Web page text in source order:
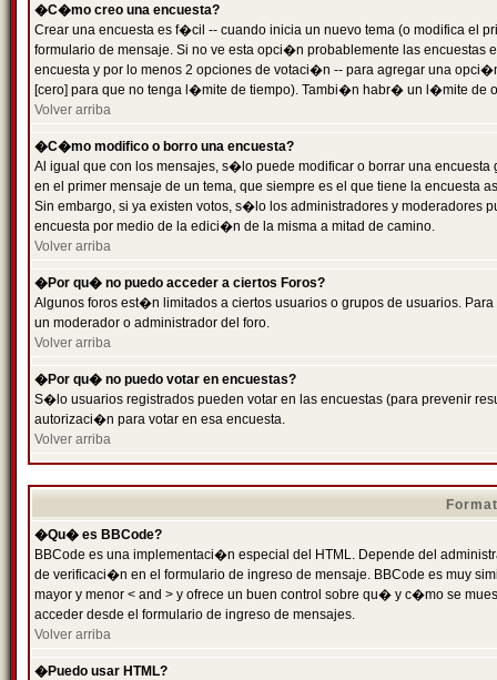
�C�mo creo una encuesta?
Crear una encuesta es f�cil -- cuando inicia un nuevo tema (o modifica el
formulario de mensaje. Si no ve esta opci�n probablemente las
encuesta y por lo menos 2 opciones de votaci�n -- para agregar una
[cero] para que no tenga l�mite de tiempo). Tambi�n habr� un l�mite de
Volver arriba
�C�mo modifico o borro una encuesta?
Al igual que con los mensajes, s�lo puede modificar o borrar una
en el primer mensaje de un tema, que siempre es el que tiene la encuesta
Sin embargo, si ya existen votos, s�lo los administradores y moderadores
encuesta por medio de la edici�n de la misma a mitad de camino.
Volver arriba
�Por qu� no puedo acceder a ciertos Foros?
Algunos foros est�n limitados a ciertos usuarios o grupos de usuarios.
un moderador o administrador del foro.
Volver arriba
�Por qu� no puedo votar en encuestas?
S�lo usuarios registrados pueden votar en las encuestas (para prevenir
autorizaci�n para votar en esa encuesta.
Volver arriba
�Qu� es BBCode?
BBCode es una implementaci�n especial del HTML. Depende del
de verificaci�n en el formulario de ingreso de mensaje. BBCode es muy
mayor y menor < and > y ofrece un buen control sobre qu� y c�mo se
acceder desde el formulario de ingreso de mensajes.
Volver arriba
�Puedo usar HTML?